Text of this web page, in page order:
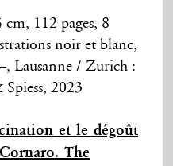
112 pages, 8
noir et blanc,
Lausanne / Zurich :
2023
et le dégoût
The